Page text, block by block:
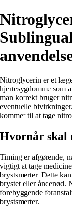
Nitroglycerin er et
hjertesygdomme som
man korrekt bruger
eventuelle
kommer til at tage
Hvornår skal
Timing er afgørende,
vigtigt at tage
brystsmerter. Dette
brystet eller åndenød.
forebyggende
brystsmerter.